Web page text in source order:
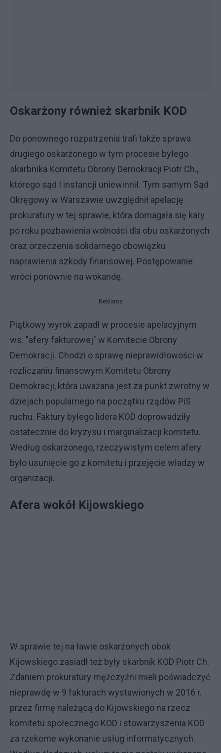
Oskarżony również skarbnik KOD
Do ponownego rozpatrzenia trafi także sprawa
drugiego oskarżonego w tym procesie byłego
skarbnika Komitetu Obrony Demokracji Piotr Ch.,
którego sąd I instancji uniewinnił. Tym samym Sąd
Okręgowy w Warszawie uwzględnił apelację
prokuratury w tej sprawie, która domagała się kary
po roku pozbawienia wolności dla obu oskarżonych
oraz orzeczenia solidarnego obowiązku
naprawienia szkody finansowej. Postępowanie
wróci ponownie na wokandę.
Reklama
Piątkowy wyrok zapadł w procesie apelacyjnym
ws. "afery fakturowej" w Komitecie Obrony
Demokracji. Chodzi o sprawę nieprawidłowości w
rozliczaniu finansowym Komitetu Obrony
Demokracji, która uważana jest za punkt zwrotny w
dziejach popularnego na początku rządów PiS
ruchu. Faktury byłego lidera KOD doprowadziły
ostatecznie do kryzysu i marginalizacji komitetu.
Według oskarżonego, rzeczywistym celem afery
było usunięcie go z komitetu i przejęcie władzy w
organizacji.
Afera wokół Kijowskiego
W sprawie tej na ławie oskarżonych obok
Kijowskiego zasiadł też były skarbnik KOD Piotr Ch.
Zdaniem prokuratury mężczyźni mieli poświadczyć
nieprawdę w 9 fakturach wystawionych w 2016 r.
przez firmę należącą do Kijowskiego na rzecz
komitetu społecznego KOD i stowarzyszenia KOD
za rzekome wykonanie usług informatycznych.